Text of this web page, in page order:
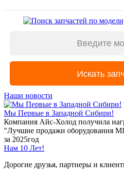
Наши новости
Мы Первые в Западной Сибири!
Компания Айс-Холод получила
"Лучшие продажи оборудования
за 2025год
Нам 10 Лет!
Дорогие друзья, партнеры и